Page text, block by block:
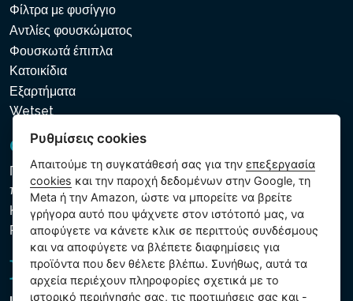
Φίλτρα με φυσίγγιο
Αντλίες φουσκώματος
Φουσκωτά έπιπλα
Κατοικίδια
Εξαρτήματα
Wetset
GDPR και Cookies
Πολιτική προστασίας προσωπικών και λοιπών δεδομένων
που υποβάλλονται σε επεξεργασία
Κανόνες χρήσης των αρχείων cookie
Ρυθμίσεις cookies
Ρυθμίσεις cookies
Απαιτούμε τη συγκατάθεσή σας για τηνεπεξεργασία
cookies και την παροχή δεδομένων στην Google, τη
Meta ή την Amazon, ώστε να μπορείτε να βρείτε
γρήγορα αυτό που ψάχνετε στον ιστότοπό μας, να
αποφύγετε να κάνετε κλικ σε περιττούς συνδέσμους
και να αποφύγετε να βλέπετε διαφημίσεις για
προϊόντα που δεν θέλετε βλέπω. Συνήθως, αυτά τα
αρχεία περιέχουν πληροφορίες σχετικά με το
ιστορικό περιήγησής σας, τις προτιμήσεις σας και -